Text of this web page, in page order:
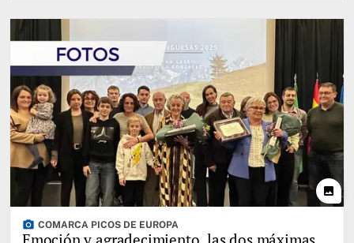
photo
photo_camera COMARCA PICOS DE EUROPA